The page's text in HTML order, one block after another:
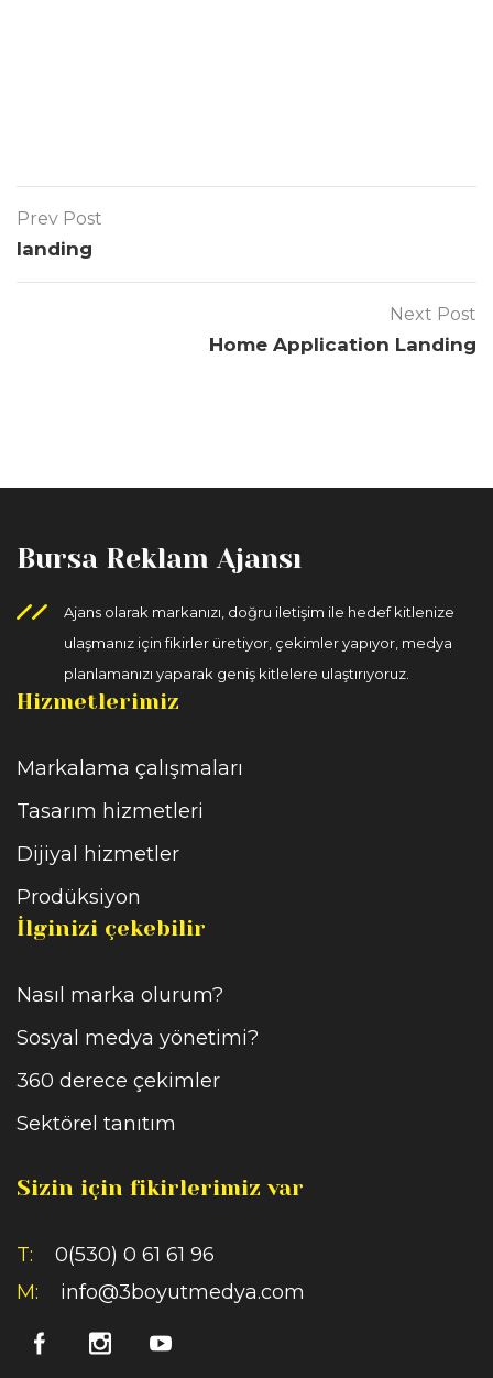
Prev Post
landing
Next Post
Home Application Landing
Bursa Reklam Ajansı
Ajans olarak markanızı, doğru iletişim ile hedef kitlenize
ulaşmanız için fikirler üretiyor, çekimler yapıyor, medya
planlamanızı yaparak geniş kitlelere ulaştırıyoruz.
Hizmetlerimiz
Markalama çalışmaları
Tasarım hizmetleri
Dijiyal hizmetler
Prodüksiyon
İlginizi çekebilir
Nasıl marka olurum?
Sosyal medya yönetimi?
360 derece çekimler
Sektörel tanıtım
Sizin için fikirlerimiz var
T: 0(530) 0 61 61 96
M: info@3boyutmedya.com